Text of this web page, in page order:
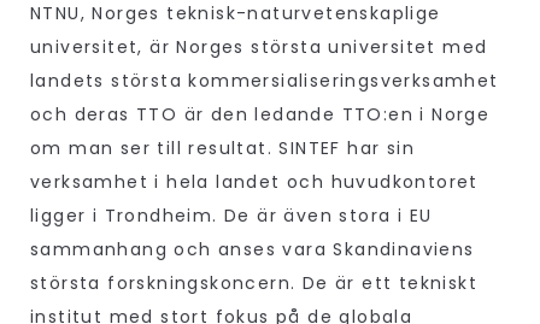
NTNU, Norges teknisk-naturvetenskaplige
universitet, är Norges största universitet med
landets största kommersialiseringsverksamhet
och deras TTO är den ledande TTO:en i Norge
om man ser till resultat. SINTEF har sin
verksamhet i hela landet och huvudkontoret
ligger i Trondheim. De är även stora i EU
sammanhang och anses vara Skandinaviens
största forskningskoncern. De är ett tekniskt
institut med stort fokus på de globala